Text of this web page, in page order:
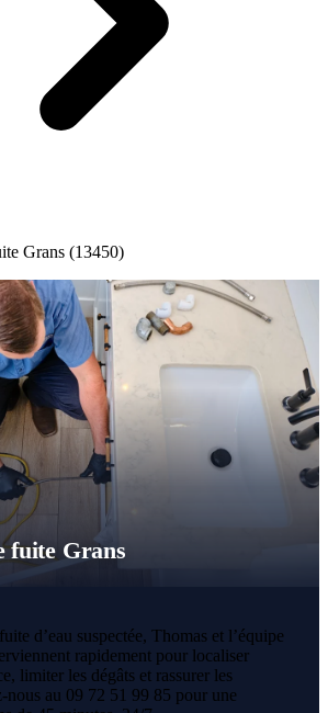
Grans (13450)
fuite Grans
d’eau suspectée, Thomas et l’équipe
rapidement pour localiser
limiter les dégâts et rassurer les
nous au 09 72 51 99 85 pour une